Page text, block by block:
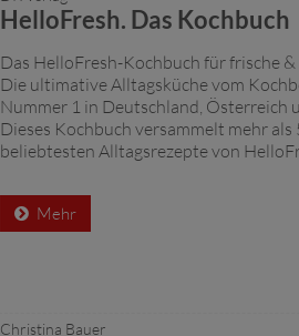
HelloFresh. Das Kochbuch
Das HelloFresh-Kochbuch für frische
Die ultimative Alltagsküche vom
Nummer 1 in Deutschland, Österreich
Dieses Kochbuch versammelt mehr als
beliebtesten Alltagsrezepte von
Mehr
Christina Bauer